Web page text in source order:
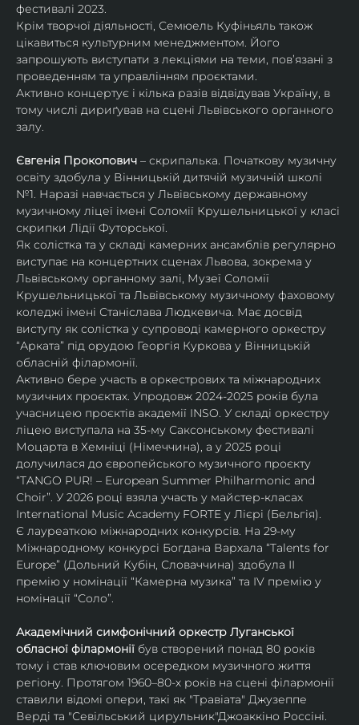
фестивалі 2023.
Крім творчої діяльності, Семюель Куфіньяль також
цікавиться культурним менеджментом. Його
запрошують виступати з лекціями на теми, пов’язані з
проведенням та управлінням проєктами.
Активно концертує і кілька разів відвідував Україну, в
тому числі дириґував на сцені Львівського органного
залу.
Євгенія Прокопович – скрипалька. Початкову музичну
освіту здобула у Вінницькій дитячій музичній школі
№1. Наразі навчається у Львівському державному
музичному ліцеї імені Соломії Крушельницької у класі
скрипки Лідії Футорської.
Як солістка та у складі камерних ансамблів регулярно
виступає на концертних сценах Львова, зокрема у
Львівському органному залі, Музеї Соломії
Крушельницької та Львівському музичному фаховому
коледжі імені Станіслава Людкевича. Має досвід
виступу як солістка у супроводі камерного оркестру
“Арката” під орудою Георгія Куркова у Вінницькій
обласній філармонії.
Активно бере участь в оркестрових та міжнародних
музичних проєктах. Упродовж 2024-2025 років була
учасницею проєктів академії INSO. У складі оркестру
ліцею виступала на 35-му Саксонському фестивалі
Моцарта в Хемніці (Німеччина), а у 2025 році
долучилася до європейського музичного проєкту
“TANGO PUR! – European Summer Philharmonic and
Choir”. У 2026 році взяла участь у майстер-класах
International Music Academy FORTE у Лієрі (Бельгія).
Є лауреаткою міжнародних конкурсів. На 29-му
Міжнародному конкурсі Богдана Вархала “Talents for
Europe” (Дольний Кубін, Словаччина) здобула ІІ
премію у номінації “Камерна музика” та IV премію у
номінації “Соло”.
Академічний симфонічний оркестр Луганської
обласної філармонії був створений понад 80 років
тому і став ключовим осередком музичного життя
регіону. Протягом 1960–80-х років на сцені філармонії
ставили відомі опери, такі як "Травіата" Джузеппе
Верді та "Севільський цирульник"Джоаккіно Россіні.